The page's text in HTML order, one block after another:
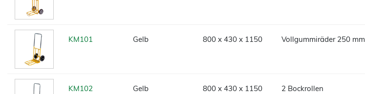
KM101 Gelb 800 x 430 x 1150 Vollgummiräder 250 mm
KM102 Gelb 800 x 430 x 1150 2 Bockrollen